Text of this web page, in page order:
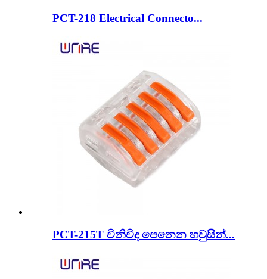
PCT-218 Electrical Connecto...
PCT-215T විනිවිද පෙනෙන හවුසින්...